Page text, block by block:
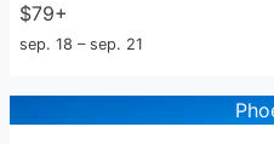
$79+
sep. 18 – sep. 21